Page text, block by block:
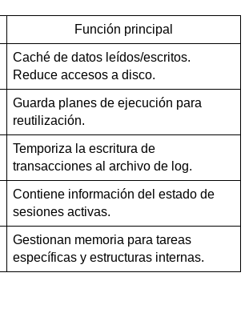
Función principal
Caché de datos leídos/escritos.
Reduce accesos a disco.
Guarda planes de ejecución para
reutilización.
Temporiza la escritura de
transacciones al archivo de log.
Contiene información del estado de
sesiones activas.
Gestionan memoria para tareas
específicas y estructuras internas.